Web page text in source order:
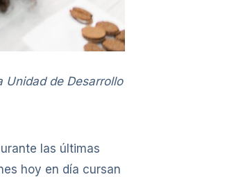
de Desarrollo
las últimas
hoy en día cursan